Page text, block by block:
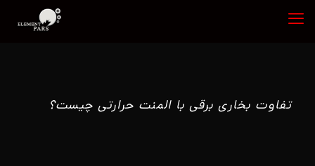
تفاوت بخاری برقی با المنت حرارتی چیست؟